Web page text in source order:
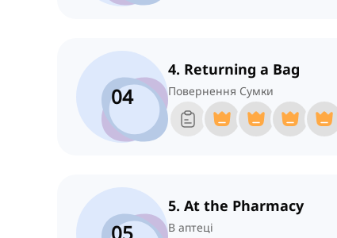
04
4. Returning a Bag
Повернення Сумки
5. At the Pharmacy
В аптеці